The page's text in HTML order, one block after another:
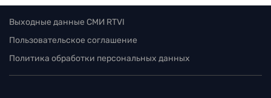
Выходные данные СМИ RTVI
Пользовательское соглашение
Политика обработки персональных данных